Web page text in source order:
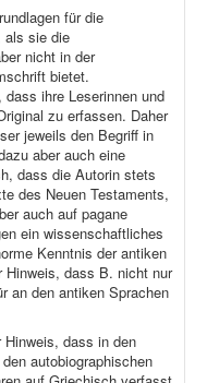
für die
als sie die
nicht in der
bietet.
ihre Leserinnen und
zu erfassen. Daher
jeweils den Begriff in
aber auch eine
dass die Autorin stets
des Neuen Testaments,
auch auf pagane
ein wissenschaftliches
Kenntnis der antiken
Hinweis, dass B. nicht nur
an den antiken Sprachen
dass in den
autobiographischen